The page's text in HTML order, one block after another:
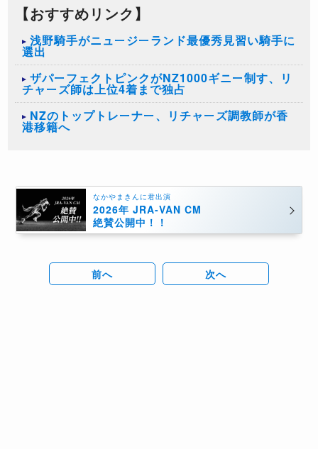
【おすすめリンク】
浅野騎手がニュージーランド最優秀見習い騎手に
選出
ザパーフェクトピンクがNZ1000ギニー制す、リ
チャーズ師は上位4着まで独占
NZのトップトレーナー、リチャーズ調教師が香
港移籍へ
なかやまきんに君出演
2026年 JRA-VAN CM
絶賛公開中！！
前へ 次へ